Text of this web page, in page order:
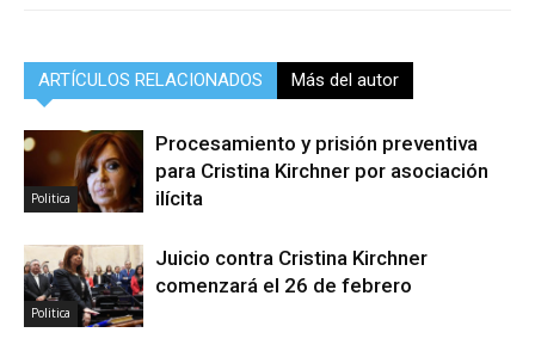
ARTÍCULOS RELACIONADOS Más del autor
Politica
Procesamiento y prisión preventiva
para Cristina Kirchner por asociación
ilícita
Politica
Juicio contra Cristina Kirchner
comenzará el 26 de febrero